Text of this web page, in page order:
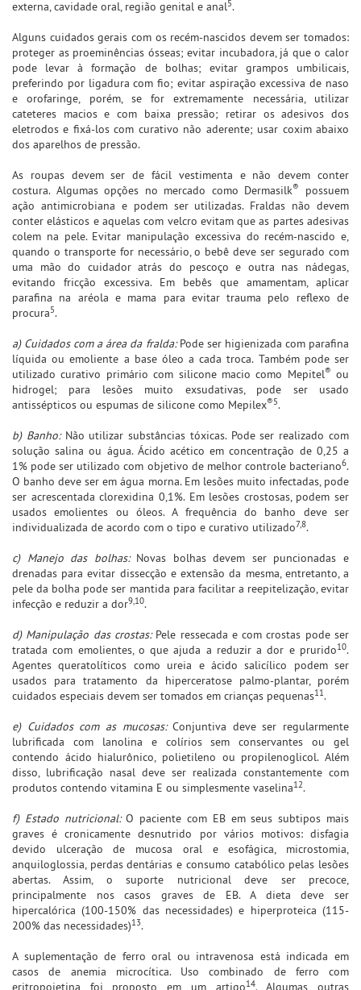
externa, cavidade oral, região genital e anal5.
Alguns cuidados gerais com os recém-nascidos devem ser tomados:
proteger as proeminências ósseas; evitar incubadora, já que o calor
pode levar à formação de bolhas; evitar grampos umbilicais,
preferindo por ligadura com fio; evitar aspiração excessiva de naso
e orofaringe, porém, se for extremamente necessária, utilizar
cateteres macios e com baixa pressão; retirar os adesivos dos
eletrodos e fixá-los com curativo não aderente; usar coxim abaixo
dos aparelhos de pressão.
As roupas devem ser de fácil vestimenta e não devem conter
costura. Algumas opções no mercado como Dermasilk®
possuem
ação antimicrobiana e podem ser utilizadas. Fraldas não devem
conter elásticos e aquelas com velcro evitam que as partes adesivas
colem na pele. Evitar manipulação excessiva do recém-nascido e,
quando o transporte for necessário, o bebê deve ser segurado com
uma mão do cuidador atrás do pescoço e outra nas nádegas,
evitando fricção excessiva. Em bebês que amamentam, aplicar
parafina na aréola e mama para evitar trauma pelo reflexo de
procura5.
a) Cuidados com a área da fralda:Pode ser higienizada com parafina
líquida ou emoliente a base óleo a cada troca. Também pode ser
utilizado curativo primário com silicone macio como Mepitel® ou
hidrogel; para lesões muito exsudativas, pode ser usado
antissépticos ou espumas de silicone como Mepilex®5.
b) Banho:Não utilizar substâncias tóxicas. Pode ser realizado com
solução salina ou água. Ácido acético em concentração de 0,25 a
1% pode ser utilizado com objetivo de melhor controle bacteriano6.
O banho deve ser em água morna. Em lesões muito infectadas, pode
ser acrescentada clorexidina 0,1%. Em lesões crostosas, podem ser
usados emolientes ou óleos. A frequência do banho deve ser
individualizada de acordo com o tipo e curativo utilizado7,8.
c) Manejo das bolhas:Novas bolhas devem ser puncionadas e
drenadas para evitar dissecção e extensão da mesma, entretanto, a
pele da bolha pode ser mantida para facilitar a reepitelização, evitar
infecção e reduzir a dor9,10.
d) Manipulação das crostas:Pele ressecada e com crostas pode ser
tratada com emolientes, o que ajuda a reduzir a dor e prurido10.
Agentes queratolíticos como ureia e ácido salicílico podem ser
usados para tratamento da hiperceratose palmo-plantar, porém
cuidados especiais devem ser tomados em crianças pequenas11.
e) Cuidados com as mucosas:Conjuntiva deve ser regularmente
lubrificada com lanolina e colírios sem conservantes ou gel
contendo ácido hialurônico, polietileno ou propilenoglicol. Além
disso, lubrificação nasal deve ser realizada constantemente com
produtos contendo vitamina E ou simplesmente vaselina12.
f) Estado nutricional:O paciente com EB em seus subtipos mais
graves é cronicamente desnutrido por vários motivos: disfagia
devido ulceração de mucosa oral e esofágica, microstomia,
anquiloglossia, perdas dentárias e consumo catabólico pelas lesões
abertas. Assim, o suporte nutricional deve ser precoce,
principalmente nos casos graves de EB. A dieta deve ser
hipercalórica (100-150% das necessidades) e hiperproteica (115-
200% das necessidades)13.
A suplementação de ferro oral ou intravenosa está indicada em
casos de anemia microcítica. Uso combinado de ferro com
eritropoietina foi proposto em um artigo14. Algumas outras